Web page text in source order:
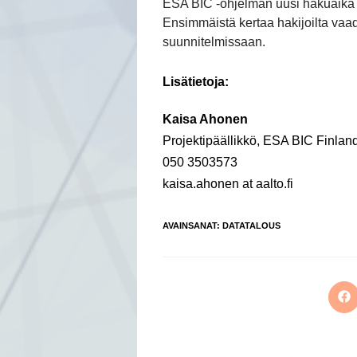
ESA BIC -ohjelman uusi
Ensimmäistä kertaa hakijoilta
suunnitelmissaan.
Lisätietoja:
Kaisa Ahonen
Projektipäällikkö, ESA BIC Finland
050 3503573
kaisa.ahonen at aalto.fi
AVAINSANAT: DATATALOUS
in